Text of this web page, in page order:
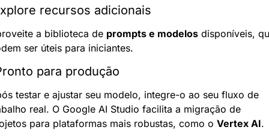
recursos adicionais
a biblioteca de prompts e modelos disponíveis,
ser úteis para iniciantes.
para produção
testar e ajustar seu modelo, integre-o ao seu fluxo de
real. O Google AI Studio facilita a migração de
para plataformas mais robustas, como o Vertex AI.